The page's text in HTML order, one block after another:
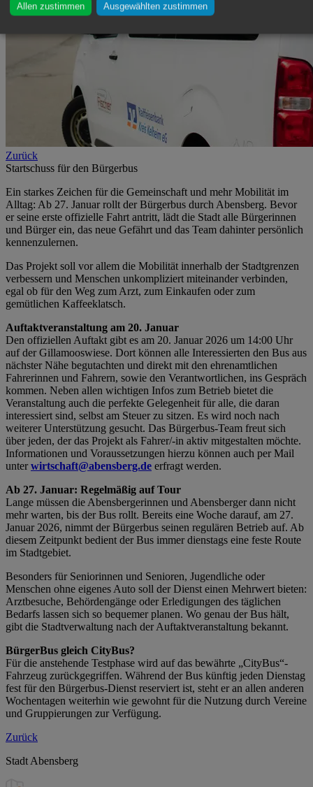
Zurück
Startschuss für den Bürgerbus
Ein starkes Zeichen für die Gemeinschaft und mehr Mobilität im
Alltag: Ab 27. Januar rollt der Bürgerbus durch Abensberg. Bevor
er seine erste offizielle Fahrt antritt, lädt die Stadt alle Bürgerinnen
und Bürger ein, das neue Gefährt und das Team dahinter persönlich
kennenzulernen.
Das Projekt soll vor allem die Mobilität innerhalb der Stadtgrenzen
verbessern und Menschen unkompliziert miteinander verbinden,
egal ob für den Weg zum Arzt, zum Einkaufen oder zum
gemütlichen Kaffeeklatsch.
Auftaktveranstaltung am 20. Januar
Den offiziellen Auftakt gibt es am 20. Januar 2026 um 14:00 Uhr
auf der Gillamooswiese. Dort können alle Interessierten den Bus aus
nächster Nähe begutachten und direkt mit den ehrenamtlichen
Fahrerinnen und Fahrern, sowie den Verantwortlichen, ins Gespräch
kommen. Neben allen wichtigen Infos zum Betrieb bietet die
Veranstaltung auch die perfekte Gelegenheit für alle, die daran
interessiert sind, selbst am Steuer zu sitzen. Es wird noch nach
weiterer Unterstützung gesucht. Das Bürgerbus-Team freut sich
über jeden, der das Projekt als Fahrer/-in aktiv mitgestalten möchte.
Informationen und Voraussetzungen hierzu können auch per Mail
unter wirtschaft@abensberg.de erfragt werden.
Ab 27. Januar: Regelmäßig auf Tour
Lange müssen die Abensbergerinnen und Abensberger dann nicht
mehr warten, bis der Bus rollt. Bereits eine Woche darauf, am 27.
Januar 2026, nimmt der Bürgerbus seinen regulären Betrieb auf. Ab
diesem Zeitpunkt bedient der Bus immer dienstags eine feste Route
im Stadtgebiet.
Besonders für Seniorinnen und Senioren, Jugendliche oder
Menschen ohne eigenes Auto soll der Dienst einen Mehrwert bieten:
Arztbesuche, Behördengänge oder Erledigungen des täglichen
Bedarfs lassen sich so bequemer planen. Wo genau der Bus hält,
gibt die Stadtverwaltung nach der Auftaktveranstaltung bekannt.
BürgerBus gleich CityBus?
Für die anstehende Testphase wird auf das bewährte „CityBus“-
Fahrzeug zurückgegriffen. Während der Bus künftig jeden Dienstag
fest für den Bürgerbus-Dienst reserviert ist, steht er an allen anderen
Wochentagen weiterhin wie gewohnt für die Nutzung durch Vereine
und Gruppierungen zur Verfügung.
Zurück
Stadt Abensberg
Allen zustimmen Ausgewählten zustimmen